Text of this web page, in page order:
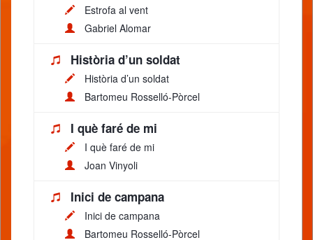
Estrofa al vent
Gabriel Alomar
Història d’un soldat
Història d’un soldat
Bartomeu Rosselló-Pòrcel
I què faré de mi
I què faré de mi
Joan Vinyoli
Inici de campana
Inici de campana
Bartomeu Rosselló-Pòrcel